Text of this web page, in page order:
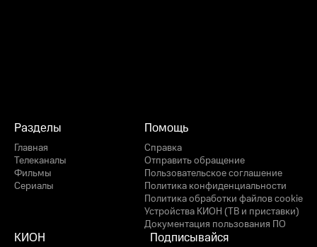
Разделы
Главная
Телеканалы
Фильмы
Сериалы
Помощь
Справка
Отправить обращение
Пользовательское соглашение
Политика конфиденциальности
Политика обработки файлов cookie
Устройства КИОН (ТВ и приставки)
Документация пользования ПО
КИОН Подписывайся